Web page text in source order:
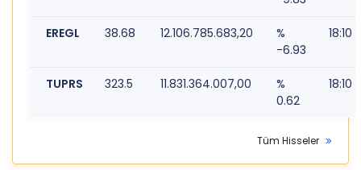
EREGL 38.68 12.106.785.683,20
%
-6.93
18:10
TUPRS 323.5 11.831.364.007,00
%
0.62
18:10
Tüm Hisseler